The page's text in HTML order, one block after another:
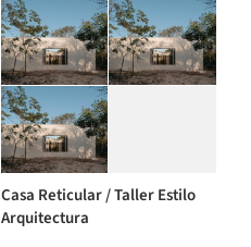
Casa Reticular / Taller Estilo
Arquitectura